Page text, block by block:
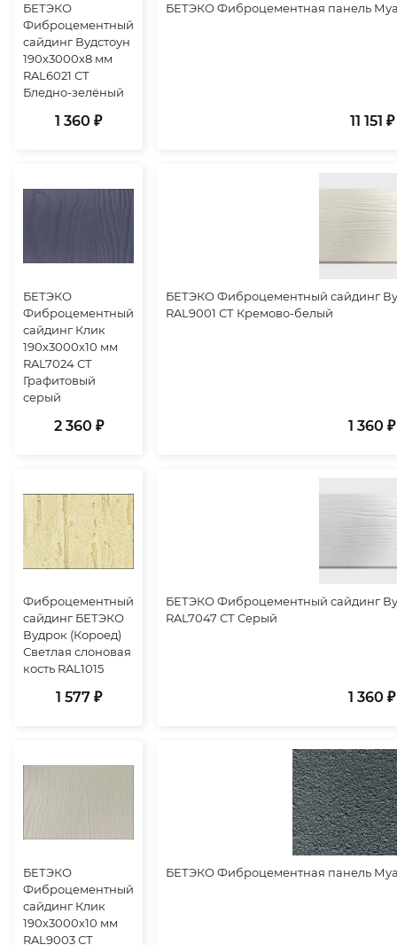
БЕТЭКО
Фиброцементный
сайдинг Вудстоун
190х3000х8 мм
RAL6021 СТ
Бледно-зелёный
1 360 ₽
БЕТЭКО Фиброцементная панель
11 151 ₽
БЕТЭКО
Фиброцементный
сайдинг Клик
190х3000х10 мм
RAL7024 СТ
Графитовый
серый
2 360 ₽
БЕТЭКО Фиброцементный сайдинг
RAL9001 СТ Кремово-белый
1 360 ₽
Фиброцементный
сайдинг БЕТЭКО
Вудрок (Короед)
Светлая слоновая
кость RAL1015
1 577 ₽
БЕТЭКО Фиброцементный сайдинг
RAL7047 СТ Серый
1 360 ₽
БЕТЭКО
Фиброцементный
сайдинг Клик
190х3000х10 мм
RAL9003 СТ
БЕТЭКО Фиброцементная панель